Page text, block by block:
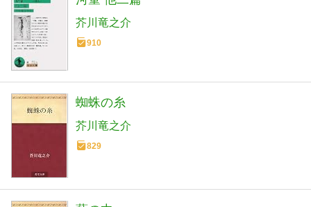
芥川竜之介
910
蜘蛛の糸
芥川竜之介
829